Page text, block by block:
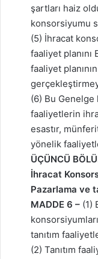
şartları haiz
konsorsiyumu
(5) İhracat
faaliyet planını
faaliyet
(6) Bu
faaliyetlerin
esastır,
yönelik
ÜÇÜNCÜ
İhracat
Pazarlama ve
MADDE 6 – (1)
tanıtım
(2) Tanıtım